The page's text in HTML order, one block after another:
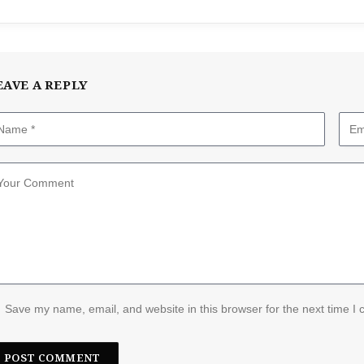
A REPLY
Save my name, email, and website in this browser for the next time I